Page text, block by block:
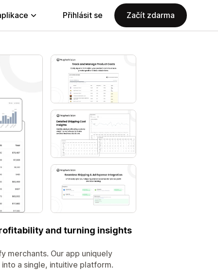
Přihlásit se Začít zdarma
and turning insights
merchants. Our app uniquely
a single, intuitive platform.